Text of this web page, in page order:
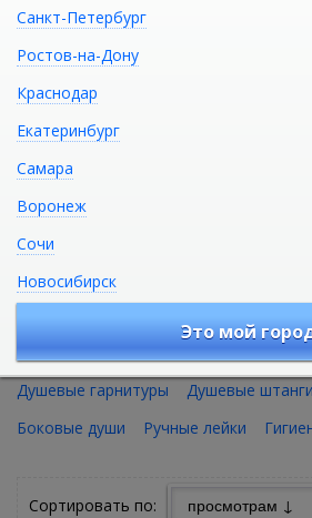
Оборудование для
Душевые панели
Душевые системы
Душевые гарнитуры
Душевые штанги
Боковые души
Ручные лейки
Сортировать по:
Санкт-Петербург
Ростов-на-Дону
Краснодар
Екатеринбург
Самара
Воронеж
Сочи
Новосибирск
Это мой